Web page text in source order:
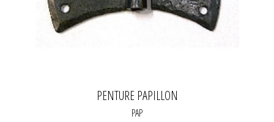
PENTURE PAPILLON
PAP